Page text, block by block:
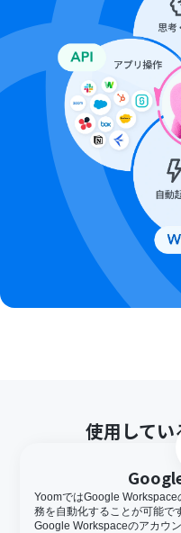
使用してい
YoomではGoogle
務を自動化することが可能で
Google Workspaceのアカウ